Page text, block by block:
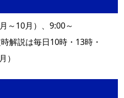
～10月）、9:00～
解説は毎日10時・13時・
）